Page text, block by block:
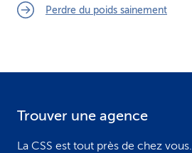
Perdre du poids sainement
Trouver une agence
La CSS est tout près de chez vous.